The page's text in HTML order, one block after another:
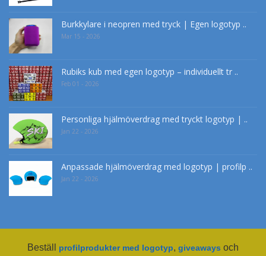
Burkkylare i neopren med tryck | Egen logotyp ..
Mar 15 - 2026
Rubiks kub med egen logotyp – individuellt tr ..
Feb 01 - 2026
Personliga hjälmöverdrag med tryckt logotyp | ..
Jan 22 - 2026
Anpassade hjälmöverdrag med logotyp | profilp ..
Jan 22 - 2026
Beställ profilprodukter med logotyp, giveaways och